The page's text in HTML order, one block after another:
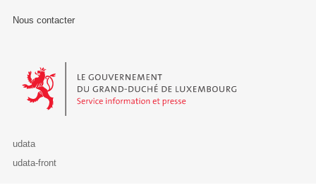
Nous contacter
Le Gouvernement du Grand-Duché de Luxembourg - Service
udata
udata-front